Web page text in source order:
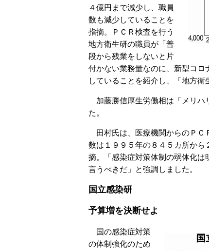
４億円まで減少し、職員
数も減少していることを
指摘。ＰＣＲ検査を行う
地方衛生研の職員が「普
段から残業をしないと片
付かない業務量なのに、新型コ
していることを紹介し、「地方衛
加藤勝信厚生労働相は「メリハ
た。
田村氏は、医療機関からのＰＣ
数は１９９５年の８４５カ所か
摘。「感染症対策体制の弱体化は
言うべきだ」と強調しました。
国立感染研
予算増を決断せよ
国の感染症対策
の体制強化のため